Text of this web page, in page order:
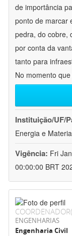
de importância
ponto de marcar
pedra, do cobre,
por conta da
tanto para
No momento
Instituição/UF/
Energia e
Vigência: Fri
00:00:00 BRT
ENGENHARIAS
Engenharia Civil